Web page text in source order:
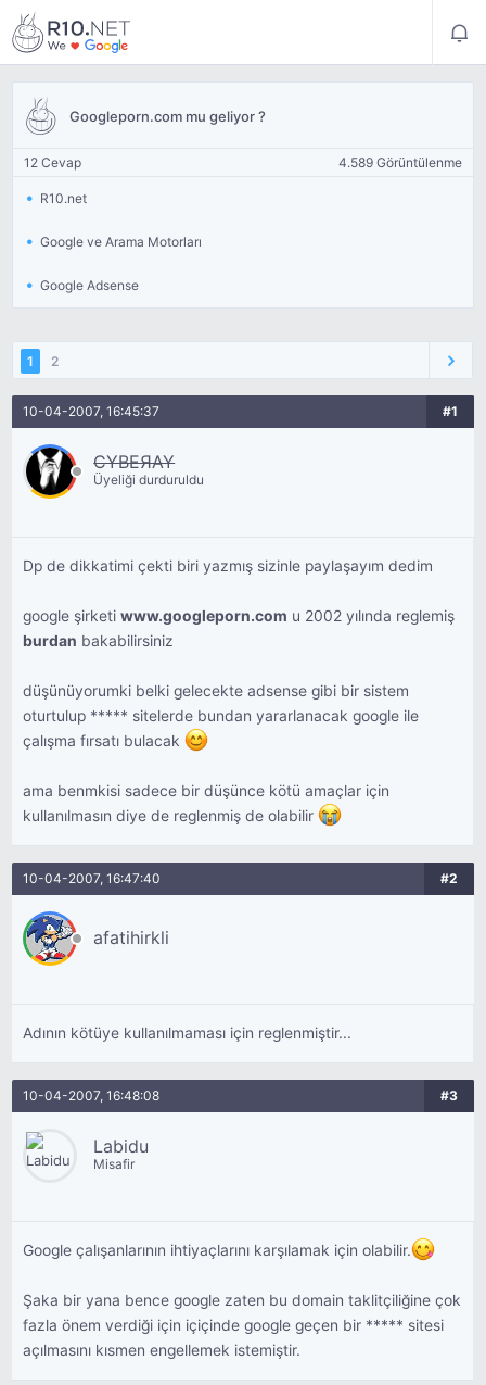
Googleporn.com mu geliyor ?
12 Cevap 4.589 Görüntülenme
R10.net
Google ve Arama Motorları
Google Adsense
1 2
10-04-2007, 16:45:37 #1
CYBEЯAY
Üyeliği durduruldu
Dp de dikkatimi çekti biri yazmış sizinle paylaşayım dedim
google şirketiwww.googleporn.com u 2002 yılında reglemiş
burdan bakabilirsiniz
düşünüyorumki belki gelecekte adsense gibi bir sistem
oturtulup ***** sitelerde bundan yararlanacak google ile
çalışma fırsatı bulacak
ama benmkisi sadece bir düşünce kötü amaçlar için
kullanılmasın diye de reglenmiş de olabilir
10-04-2007, 16:47:40 #2
afatihirkli
Adının kötüye kullanılmaması için reglenmiştir...
10-04-2007, 16:48:08 #3
Labidu
Misafir
Google çalışanlarının ihtiyaçlarını karşılamak için olabilir.
Şaka bir yana bence google zaten bu domain taklitçiliğine çok
fazla önem verdiği için içiçinde google geçen bir ***** sitesi
açılmasını kısmen engellemek istemiştir.